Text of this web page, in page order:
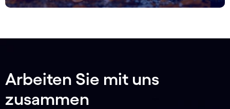
Arbeiten Sie mit uns
zusammen